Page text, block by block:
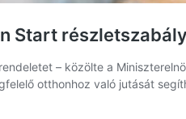
Start
– közölte a
otthonhoz való jutását